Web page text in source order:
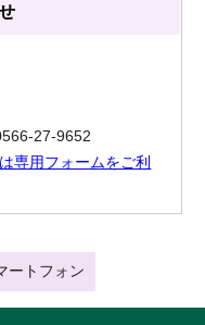
27-9652
専用フォームをご利
ートフォン